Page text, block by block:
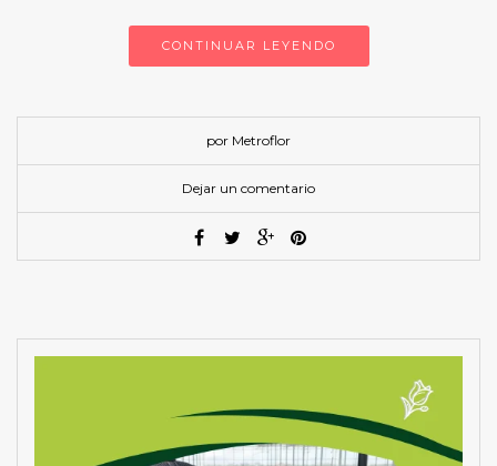
CONTINUAR LEYENDO
por Metroflor
Dejar un comentario